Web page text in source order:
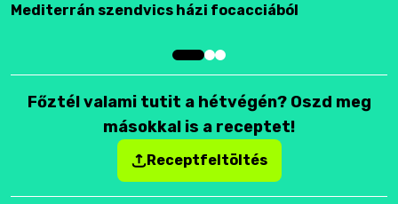
Mediterrán szendvics házi focacciából
Főztél valami tutit a hétvégén? Oszd meg
másokkal is a receptet!
Receptfeltöltés